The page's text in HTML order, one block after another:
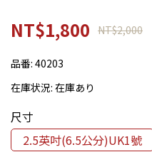
NT$1,800 NT$2,000
品番: 40203
在庫状況: 在庫あり
尺寸
2.5英吋(6.5公分)UK1號